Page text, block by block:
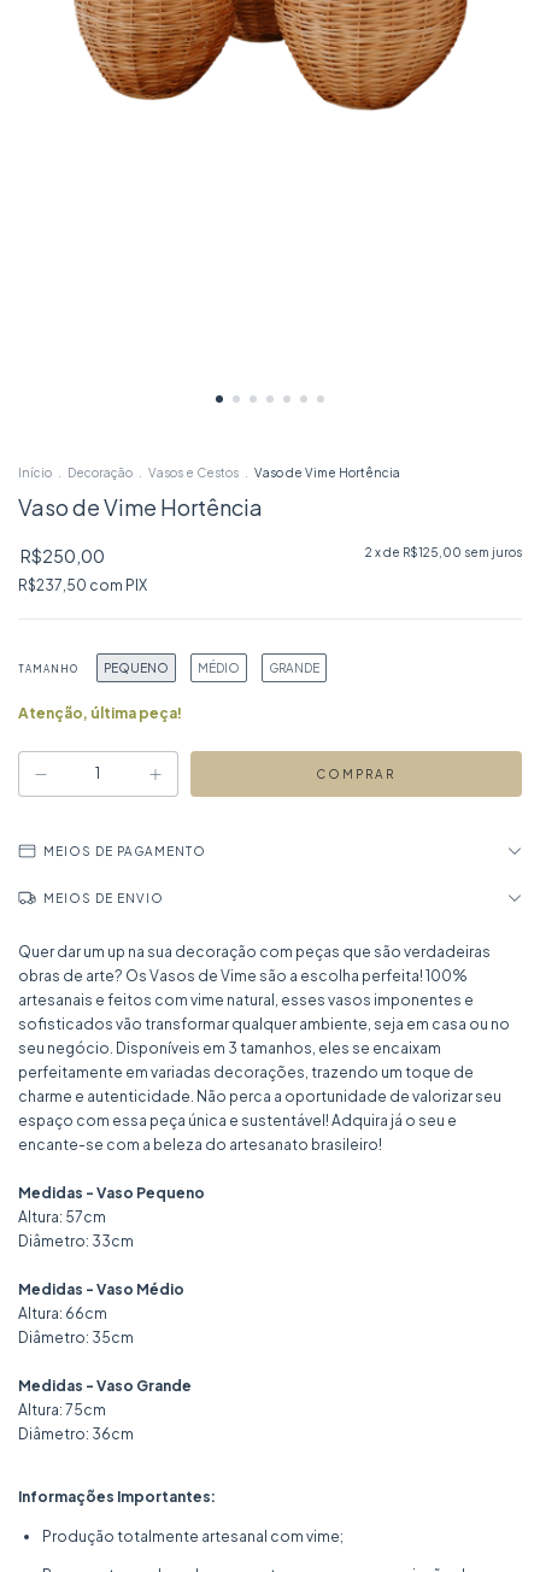
Início Decoração Vasos e Cestos Vaso de Vime Hortência
Vaso de Vime Hortência
R$250,00
R$237,50 com PIX
2 x de R$125,00 sem juros
TAMANHO PEQUENO MÉDIO GRANDE
Atenção, última peça!
MEIOS DE PAGAMENTO
MEIOS DE ENVIO
Quer dar um up na sua decoração com peças que são verdadeiras
obras de arte? Os Vasos de Vime são a escolha perfeita! 100%
artesanais e feitos com vime natural, esses vasos imponentes e
sofisticados vão transformar qualquer ambiente, seja em casa ou no
seu negócio. Disponíveis em 3 tamanhos, eles se encaixam
perfeitamente em variadas decorações, trazendo um toque de
charme e autenticidade. Não perca a oportunidade de valorizar seu
espaço com essa peça única e sustentável! Adquira já o seu e
encante-se com a beleza do artesanato brasileiro!
Medidas - Vaso Pequeno
Altura: 57cm
Diâmetro: 33cm
Medidas - Vaso Médio
Altura: 66cm
Diâmetro: 35cm
Medidas - Vaso Grande
Altura: 75cm
Diâmetro: 36cm
Informações Importantes:
Produção totalmente artesanal com vime;